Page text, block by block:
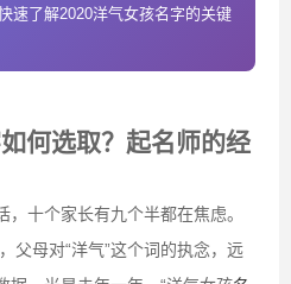
速了解2020洋气女孩名字的关键
何选取？起名师的经
十个家长有九个半都在焦虑。
父母对“洋气”这个词的执念，远